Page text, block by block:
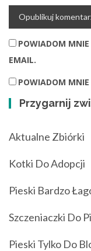
POWIADOM MNIE
EMAIL.
POWIADOM MNIE
Przygarnij
Aktualne Zbiórki
Kotki Do Adopcji
Pieski Bardzo
Szczeniaczki Do
Pieski Tylko Do